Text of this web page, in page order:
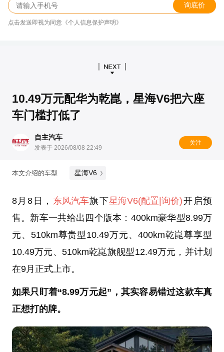
询底价
点击发送即视为同意《个人信息保护声明》
10.49万元配华为乾崑，星海V6把六座
车门槛打低了
自主汽车
发表于 2026/08/08 22:49
关注
本文介绍的车型 星海V6
8月8日， 东风汽车旗下星海V6(配置|询价)开启预
售。新车一共给出四个版本：400km豪华型8.99万
元、510km尊贵型10.49万元、400km乾崑尊享型
10.49万元、510km乾崑旗舰型12.49万元，并计划
在9月正式上市。
如果只盯着“8.99万元起”，其实容易错过这款车真
正想打的牌。